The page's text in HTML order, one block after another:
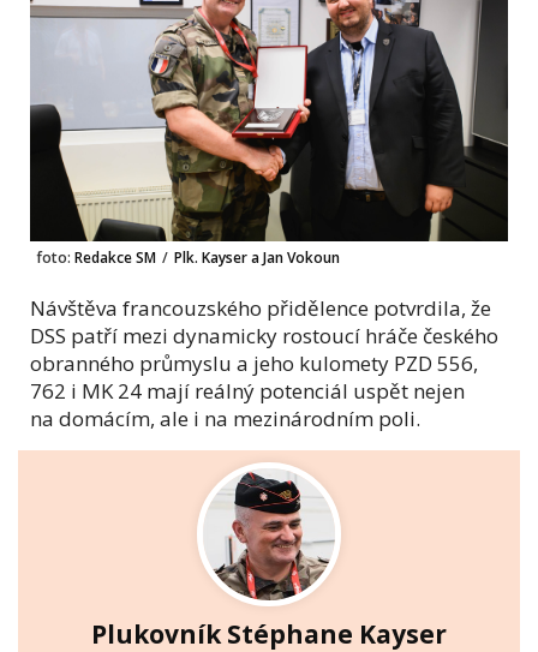
foto: Redakce SM / Plk. Kayser a Jan Vokoun
Návštěva francouzského přidělence potvrdila, že
DSS patří mezi dynamicky rostoucí hráče českého
obranného průmyslu a jeho kulomety PZD 556,
762 i MK 24 mají reálný potenciál uspět nejen
na domácím, ale i na mezinárodním poli.
Plukovník Stéphane Kayser